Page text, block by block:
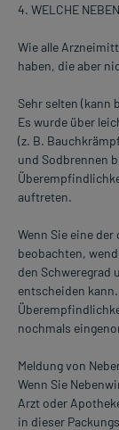
4. WELCHE
Wie alle
haben, die aber
Sehr selten (kann
Es wurde über
(z. B.
und Sodbrennen
auftreten.
Wenn Sie eine
beobachten,
den Schweregrad
entscheiden
nochmals
Meldung von
Wenn Sie
Arzt oder
in dieser